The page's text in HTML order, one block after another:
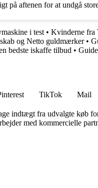
på aftenen for at undgå
i test • Kvinderne fra
og Netto guldmærker•
bedste iskaffe tilbud •
TikTok Mail
indtægt fra udvalgte køb
med kommercielle